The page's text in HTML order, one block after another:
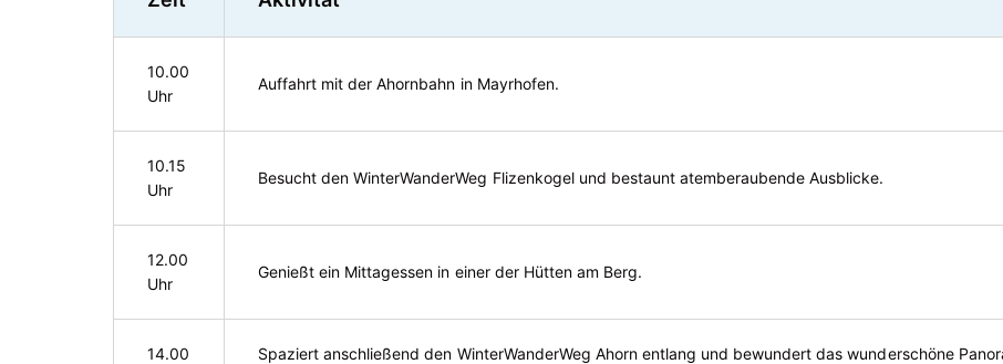
10.00
Uhr
Auffahrt mit der Ahornbahn in Mayrhofen.
10.15
Uhr
Besucht den WinterWanderWeg Flizenkogel und bestaunt atemberaubende Ausblicke.
12.00
Uhr
Genießt ein Mittagessen in einer der Hütten am Berg.
14.00
Spaziert anschließend den WinterWanderWeg Ahorn entlang und bewundert das wunderschöne